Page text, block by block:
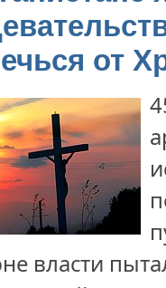
от
власти